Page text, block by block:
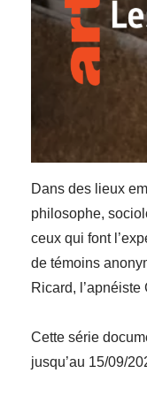
Dans des lieux
philosophe,
ceux qui font
de témoins
Ricard,
Cette série
jusqu’au 15/09/